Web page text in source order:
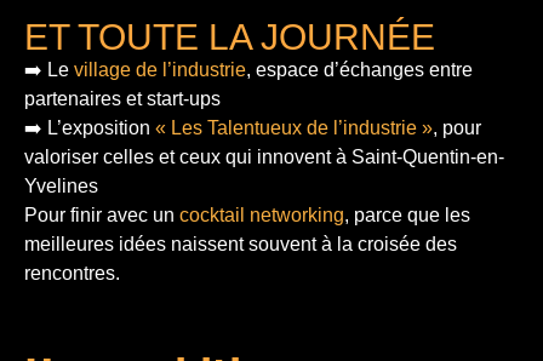
ET TOUTE LA JOURNÉE
➡️ Le village de l’industrie, espace d’échanges entre
partenaires et start-ups
➡️ L’exposition « Les Talentueux de l’industrie », pour
valoriser celles et ceux qui innovent à Saint-Quentin-en-
Yvelines
Pour finir avec un cocktail networking, parce que les
meilleures idées naissent souvent à la croisée des
rencontres.